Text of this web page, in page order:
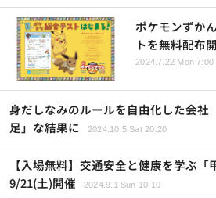
ポケモンずか
トを無料配布
2024.7.22 Mon 7:00
身だしなみのルールを自由化した会
足」な結果に
2024.10.5 Sat 20:20
【入場無料】交通安全と健康を学ぶ「
9/21(土)開催
2024.9.1 Sun 10:10